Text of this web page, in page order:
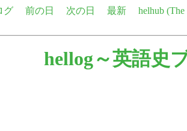
グ 前の日 次の日 最新
helhub
hellog～英語史